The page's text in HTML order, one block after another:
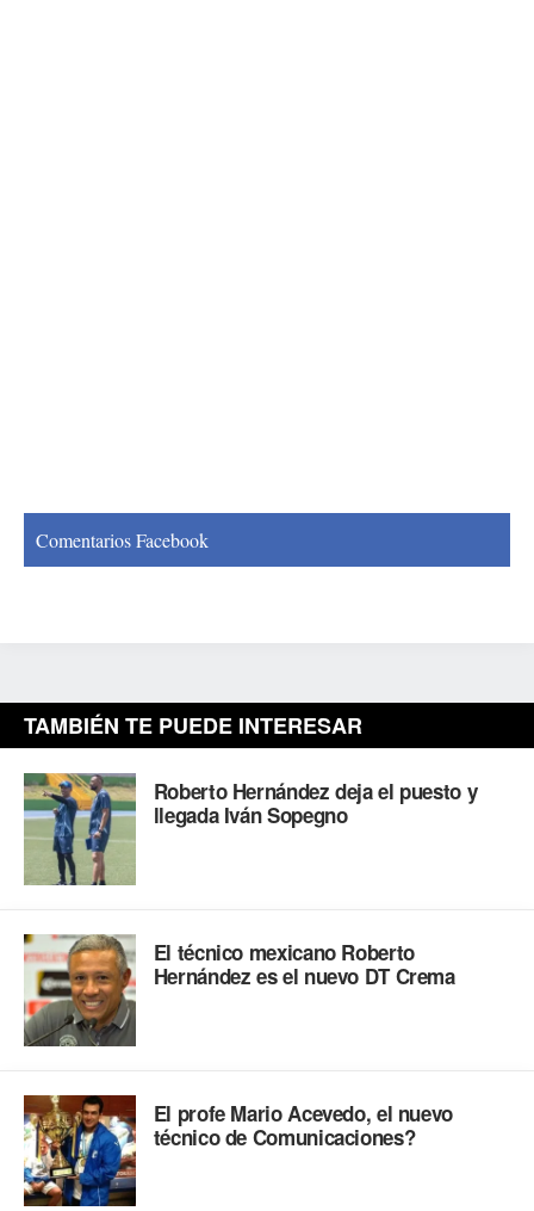
Comentarios Facebook
TAMBIÉN TE PUEDE INTERESAR
Roberto Hernández deja el puesto y
llegada Iván Sopegno
El técnico mexicano Roberto
Hernández es el nuevo DT Crema
El profe Mario Acevedo, el nuevo
técnico de Comunicaciones?